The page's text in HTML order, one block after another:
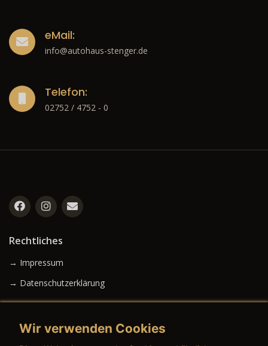
eMail:
info@autohaus-stenger.de
Telefon:
02752 / 4752 - 0
Rechtliches
→ Impressum
→ Datenschutzerklärung
Wir verwenden Cookies